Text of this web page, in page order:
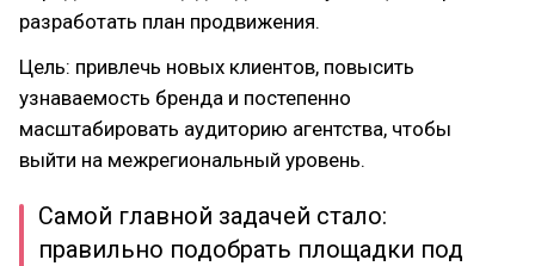
разработать план продвижения.
Цель: привлечь новых клиентов, повысить
узнаваемость бренда и постепенно
масштабировать аудиторию агентства, чтобы
выйти на межрегиональный уровень.
Самой главной задачей стало:
правильно подобрать площадки под